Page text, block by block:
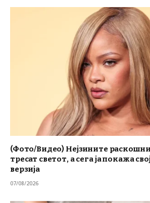
(Фото/Видео) Нејзините
тресат светот, а сега ја покажа
верзија
07/08/2026